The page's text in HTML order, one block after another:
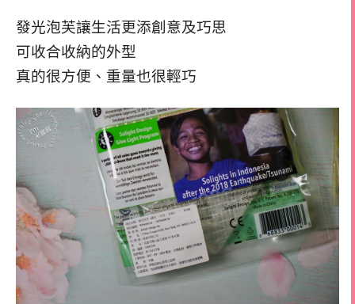
發光泡芙讓生活更添創意及巧思
可收合收納的外型
真的很方便、重量也很輕巧